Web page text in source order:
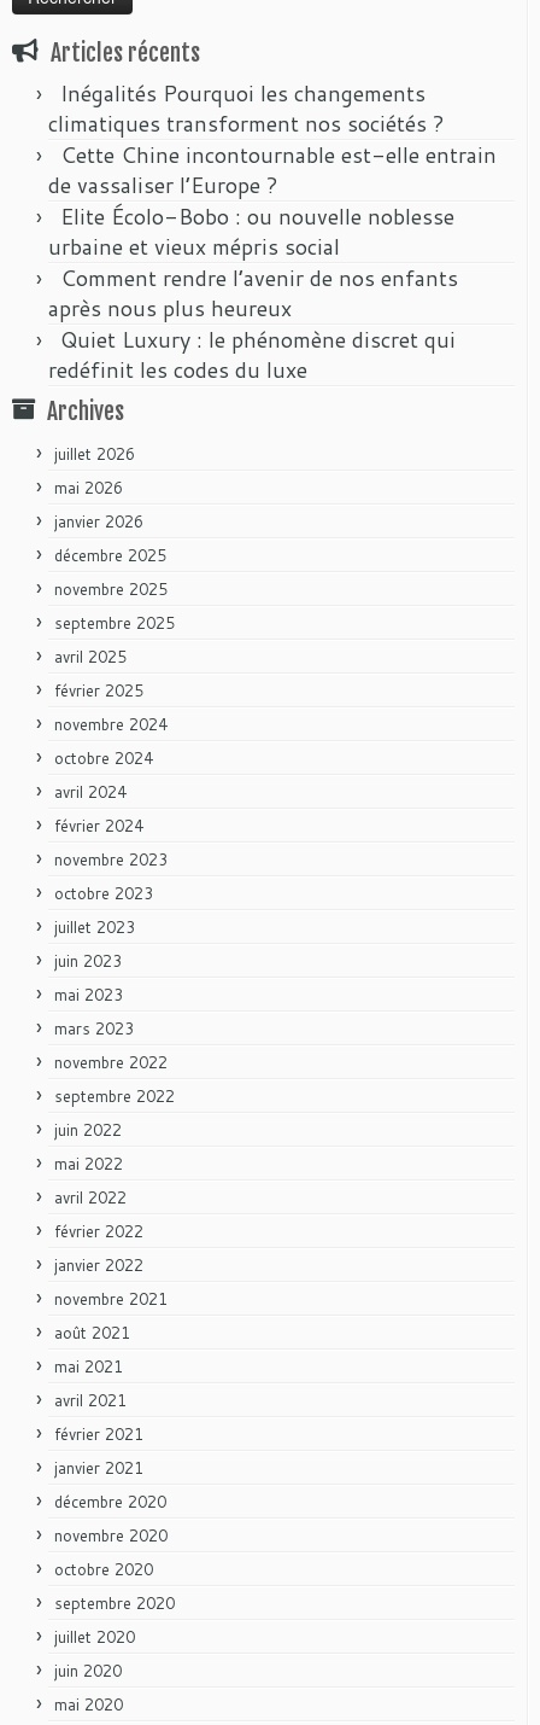
Articles récents
Inégalités Pourquoi les changements
climatiques transforment nos sociétés ?
Cette Chine incontournable est-elle entrain
de vassaliser l’Europe ?
Elite Écolo-Bobo : ou nouvelle noblesse
urbaine et vieux mépris social
Comment rendre l’avenir de nos enfants
après nous plus heureux
Quiet Luxury : le phénomène discret qui
redéfinit les codes du luxe
Archives
juillet 2026
mai 2026
janvier 2026
décembre 2025
novembre 2025
septembre 2025
avril 2025
février 2025
novembre 2024
octobre 2024
avril 2024
février 2024
novembre 2023
octobre 2023
juillet 2023
juin 2023
mai 2023
mars 2023
novembre 2022
septembre 2022
juin 2022
mai 2022
avril 2022
février 2022
janvier 2022
novembre 2021
août 2021
mai 2021
avril 2021
février 2021
janvier 2021
décembre 2020
novembre 2020
octobre 2020
septembre 2020
juillet 2020
juin 2020
mai 2020